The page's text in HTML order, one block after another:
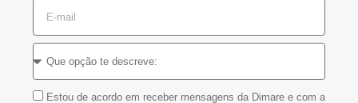
Estou de acordo em receber mensagens da Dimare e com a